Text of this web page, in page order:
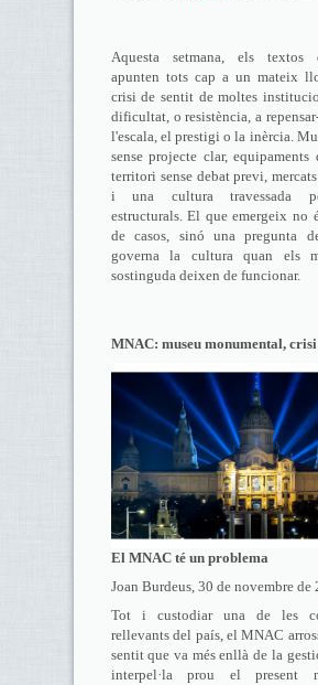
Aquesta setmana, els textos
apunten tots cap a un mateix
crisi de sentit de moltes
dificultat, o resistència, a
l'escala, el prestigi o la inèrcia.
sense projecte clar,
territori sense debat previ,
i una cultura travessada
estructurals. El que emergeix no
de casos, sinó una pregunta
governa la cultura quan els
sostinguda deixen de funcionar.
MNAC: museu monumental, crisi
El MNAC té un problema
Joan Burdeus, 30 de novembre de
Tot i custodiar una de les
rellevants del país, el MNAC
sentit que va més enllà de la
interpel·la prou el present